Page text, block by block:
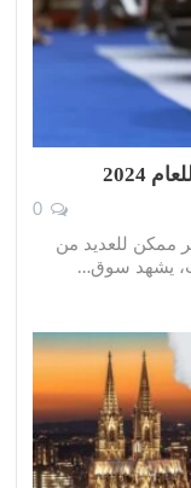
2024
ممكن للعديد من
يشهد سوق…